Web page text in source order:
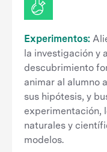
Experimentos:
la investigación y
descubrimiento
animar al alumno
sus hipótesis, y
experimentación,
naturales y
modelos.